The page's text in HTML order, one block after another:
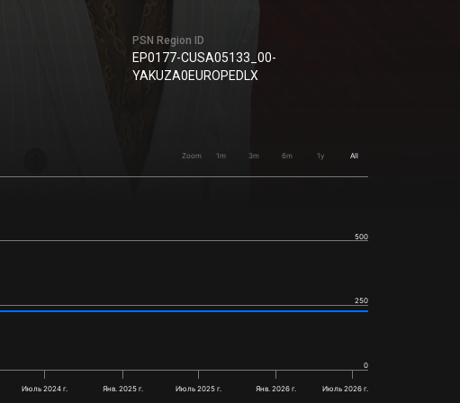
PSN Region ID
EP0177-CUSA05133_00-
YAKUZA0EUROPEDLX
Zoom 1m 3m 6m 1y All
Июль 2024 г. Янв. 2025 г. Июль 2025 г. Янв. 2026 г. Июль 2026 г.
0
250
500